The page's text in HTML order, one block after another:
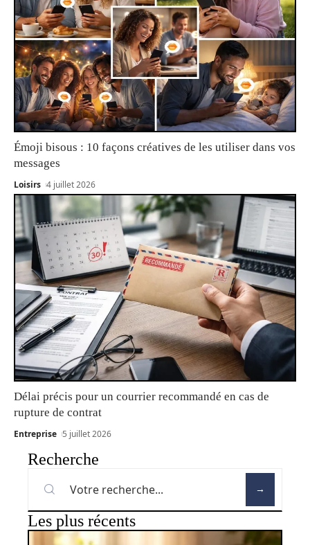
Émoji bisous : 10 façons créatives de les utiliser dans vos
messages
Loisirs 4 juillet 2026
Délai précis pour un courrier recommandé en cas de
rupture de contrat
Entreprise 5 juillet 2026
Recherche
Les plus récents